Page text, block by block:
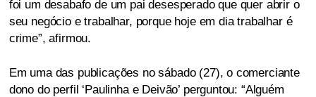
foi um desabafo de um pai desesperado que quer abrir o
seu negócio e trabalhar, porque hoje em dia trabalhar é
crime”, afirmou.
Em uma das publicações no sábado (27), o comerciante
dono do perfil ‘Paulinha e Deivão’ perguntou: “Alguém